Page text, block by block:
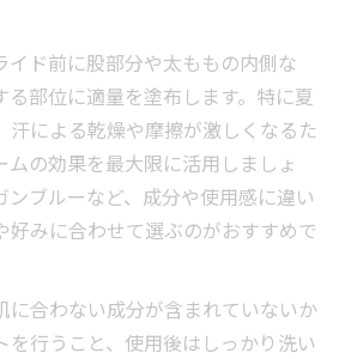
リームを使いこなすライド前後
ク向き保湿グッズの活用術まと
も叶うロードバイク保湿テクニ
縁で楽しむロードバイク術
イド前に股部分や太ももの内側な
る部位に適量を塗布します。特に夏
汗による乾燥や摩擦が激しくなるた
ムの効果を最大限に活用しましょ
ンブルーなど、成分や使用感に違い
好みに合わせて選ぶのがおすすめで
に合わない成分が含まれていないか
を行うこと、使用後はしっかり洗い